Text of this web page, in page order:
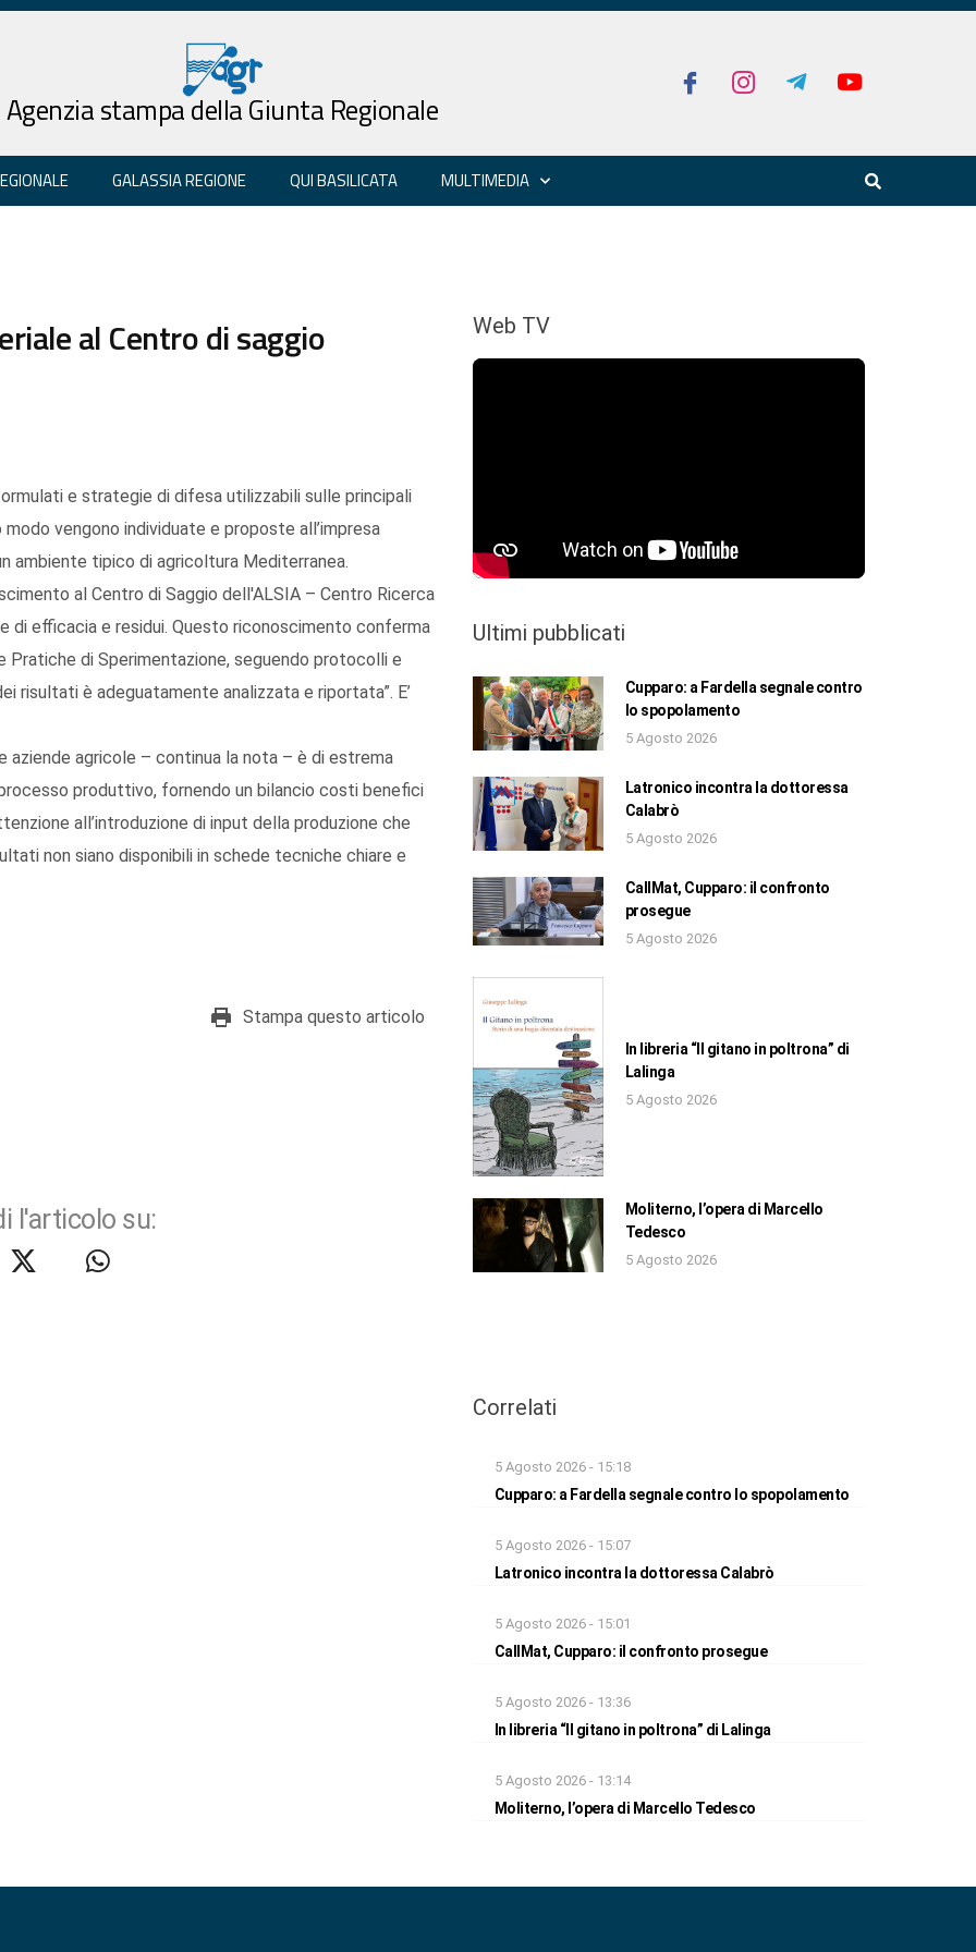
Agenzia stampa della Giunta Regionale
GALASSIA REGIONE QUI BASILICATA MULTIMEDIA
al Centro di saggio
e strategie di difesa utilizzabili sulle principali
vengono individuate e proposte all’impresa
ambiente tipico di agricoltura Mediterranea.
al Centro di Saggio dell'ALSIA – Centro Ricerca
efficacia e residui. Questo riconoscimento conferma
di Sperimentazione, seguendo protocolli e
risultati è adeguatamente analizzata e riportata”. E’
aziende agricole – continua la nota – è di estrema
produttivo, fornendo un bilancio costi benefici
all’introduzione di input della produzione che
non siano disponibili in schede tecniche chiare e
Stampa questo articolo
l'articolo su:
Web TV
Ultimi pubblicati
Cupparo: a Fardella segnale contro
lo spopolamento
5 Agosto 2026
Latronico incontra la dottoressa
Calabrò
5 Agosto 2026
CallMat, Cupparo: il confronto
prosegue
5 Agosto 2026
In libreria “Il gitano in poltrona” di
Lalinga
5 Agosto 2026
Moliterno, l’opera di Marcello
Tedesco
5 Agosto 2026
Correlati
5 Agosto 2026 - 15:18
Cupparo: a Fardella segnale contro lo spopolamento
5 Agosto 2026 - 15:07
Latronico incontra la dottoressa Calabrò
5 Agosto 2026 - 15:01
CallMat, Cupparo: il confronto prosegue
5 Agosto 2026 - 13:36
In libreria “Il gitano in poltrona” di Lalinga
5 Agosto 2026 - 13:14
Moliterno, l’opera di Marcello Tedesco